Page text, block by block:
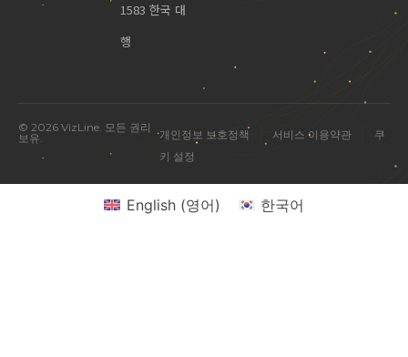
1583 한국 대
행
© 2026 VizLine. 모든 권리
보유.
개인정보 보호정책 서비스 이용약관
쿠
키 설정
English(영어) 한국어